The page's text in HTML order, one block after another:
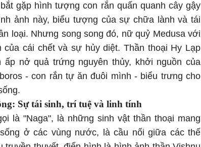
gặp hình tượng con rắn quấn quanh cây gậy
ảnh này, biểu tượng của sự chữa lành và tái
loại. Nhưng song song đó, nữ quỷ Medusa với
cái chết và sự hủy diệt. Thần thoại Hy Lạp
ấp nở quả trứng nguyên thủy, khởi nguồn của
- con rắn tự ăn đuôi mình - biểu trưng cho
Sự tái sinh, trí tuệ và linh tính
là "Naga", là những sinh vật thần thoại mang
ở các vùng nước, là cầu nối giữa các thế